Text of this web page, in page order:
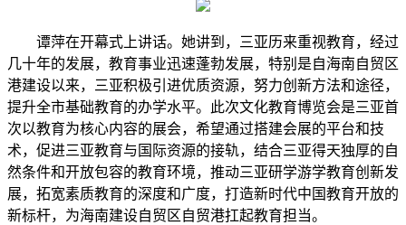
谭萍在开幕式上讲话。她讲到，三亚历来重视教育，经过
几十年的发展，教育事业迅速蓬勃发展，特别是自海南自贸区
港建设以来，三亚积极引进优质资源，努力创新方法和途径，
提升全市基础教育的办学水平。此次文化教育博览会是三亚首
次以教育为核心内容的展会，希望通过搭建会展的平台和技
术，促进三亚教育与国际资源的接轨，结合三亚得天独厚的自
然条件和开放包容的教育环境，推动三亚研学游学教育创新发
展，拓宽素质教育的深度和广度，打造新时代中国教育开放的
新标杆，为海南建设自贸区自贸港扛起教育担当。